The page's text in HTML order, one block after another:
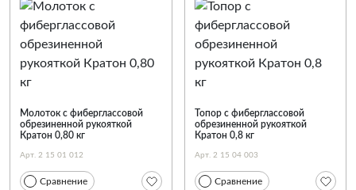
Молоток с фиберглассовой
обрезиненной рукояткой
Кратон 0,80 кг
Арт. 2 15 01 012
Сравнение
Топор c фиберглассовой
обрезиненной рукояткой
Кратон 0,8 кг
Арт. 2 15 04 003
Сравнение